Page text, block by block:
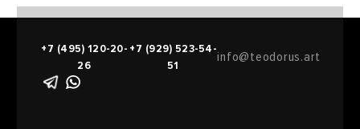
+7 (495) 120-20-
26
+7 (929) 523-54-
51
info@teodorus.art